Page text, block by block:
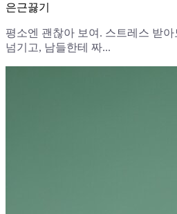
은근끓기
평소엔 괜찮아 보여. 스트레스 받
넘기고, 남들한테 짜...